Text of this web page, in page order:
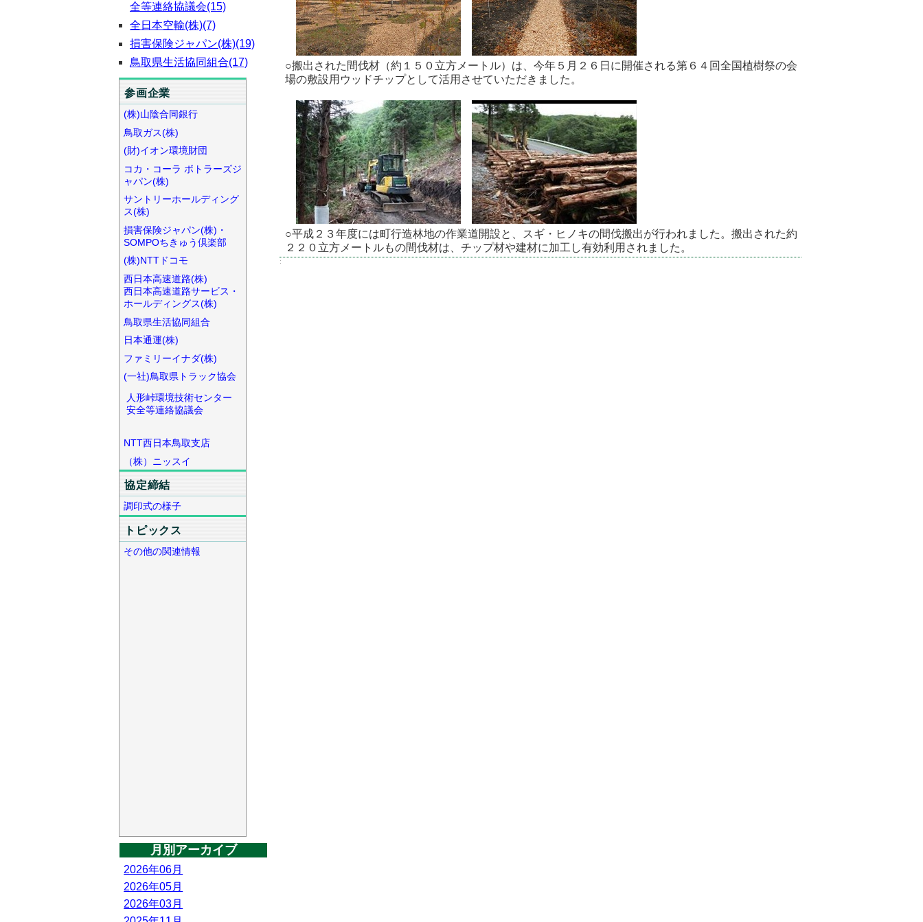
全等連絡協議会(15)
全日本空輸(株)(7)
損害保険ジャパン(株)(19)
鳥取県生活協同組合(17)
参画企業
(株)山陰合同銀行
鳥取ガス(株)
(財)イオン環境財団
コカ・コーラ ボトラーズジ
ャパン(株)
サントリーホールディング
ス(株)
損害保険ジャパン(株)・
SOMPOちきゅう倶楽部
(株)NTTドコモ
西日本高速道路(株)
西日本高速道路サービス・
ホールディングス(株)
鳥取県生活協同組合
日本通運(株)
ファミリーイナダ(株)
(一社)鳥取県トラック協会
人形峠環境技術センター
安全等連絡協議会
NTT西日本鳥取支店
（株）ニッスイ
協定締結
調印式の様子
トピックス
その他の関連情報
月別アーカイブ
2026年06月
2026年05月
2026年03月
○搬出された間伐材（約１５０立方メートル）は、今年５月２６日に開催される第６４回全国植樹祭の会
場の敷設用ウッドチップとして活用させていただきました。
○平成２３年度には町行造林地の作業道開設と、スギ・ヒノキの間伐搬出が行われました。搬出された約
２２０立方メートルもの間伐材は、チップ材や建材に加工し有効利用されました。
: